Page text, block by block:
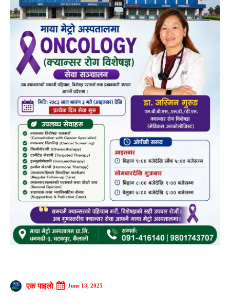
एक पाइलो June 13, 2025